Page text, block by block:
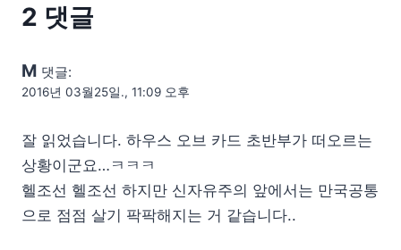
2 댓글
M 댓글:
2016년 03월25일., 11:09 오후
잘 읽었습니다. 하우스 오브 카드 초반부가 떠오르는
상황이군요…ㅋㅋㅋ
헬조선 헬조선 하지만 신자유주의 앞에서는 만국공통
으로 점점 살기 팍팍해지는 거 같습니다..